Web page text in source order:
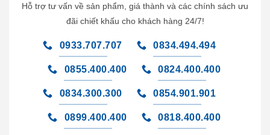
Hỗ trợ tư vấn về sản phẩm, giá thành và các chính sách ưu
đãi chiết khấu cho khách hàng 24/7!
0933.707.707 0834.494.494
0855.400.400 0824.400.400
0834.300.300 0854.901.901
0899.400.400 0818.400.400